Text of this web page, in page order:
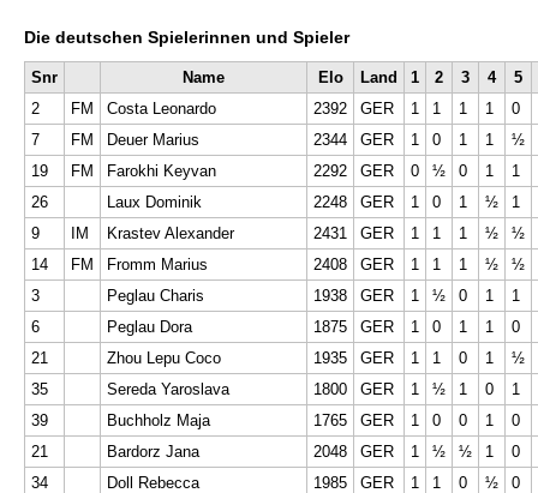
Die deutschen Spielerinnen und Spieler
Snr Name Elo Land 1 2 3 4
5
2
FM Costa Leonardo 2392 GER 1 1 1 1
0
7
FM Deuer Marius 2344 GER 1 0 1 1
½
19
FM Farokhi Keyvan 2292 GER 0 ½ 0 1
1
26
Laux Dominik 2248 GER 1 0 1 ½
1
9
IM Krastev Alexander 2431 GER 1 1 1 ½
½
14
FM Fromm Marius 2408 GER 1 1 1 ½
½
3
Peglau Charis 1938 GER 1 ½ 0 1
1
6
Peglau Dora 1875 GER 1 0 1 1
0
21
Zhou Lepu Coco 1935 GER 1 1 0 1
½
35
Sereda Yaroslava 1800 GER 1 ½ 1 0
1
39
Buchholz Maja 1765 GER 1 0 0 1
0
21
Bardorz Jana 2048 GER 1 ½ ½ 1
0
34
Doll Rebecca 1985 GER 1 1 0 ½
0